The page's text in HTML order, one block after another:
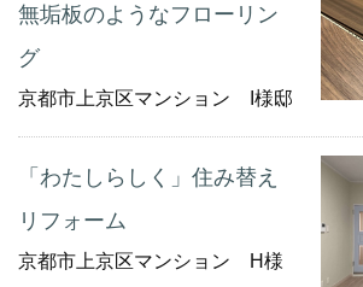
無垢板のようなフローリン
グ
京都市上京区マンション I様邸
「わたしらしく」住み替え
リフォーム
京都市上京区マンション H様